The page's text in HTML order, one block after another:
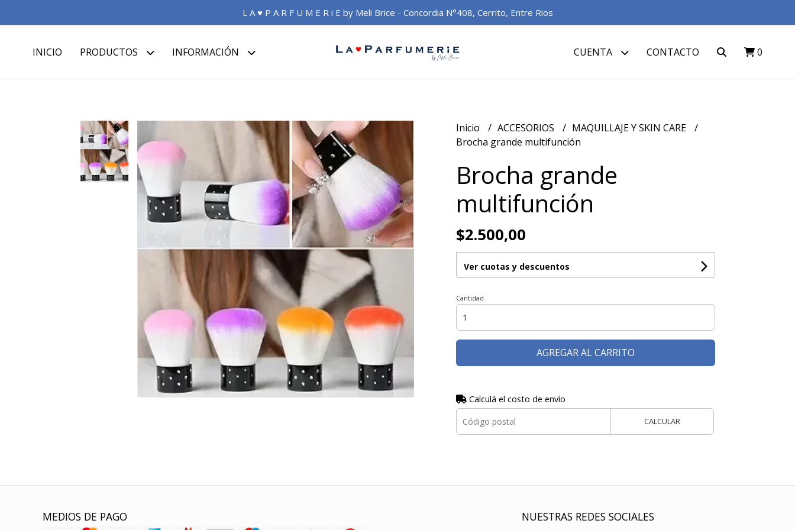
L A ♥ P A R F U M E R i E by Meli Brice - Concordia N°408, Cerrito, Entre Rios
INICIO PRODUCTOS INFORMACIÓN CUENTA CONTACTO 0
Inicio ACCESORIOS
MAQUILLAJE Y SKIN CARE
Brocha grande multifunción
Brocha grande
multifunción
$2.500,00
Ver cuotas y descuentos
Cantidad
AGREGAR AL CARRITO
Calculá el costo de envío
CALCULAR
MEDIOS DE PAGO NUESTRAS REDES SOCIALES